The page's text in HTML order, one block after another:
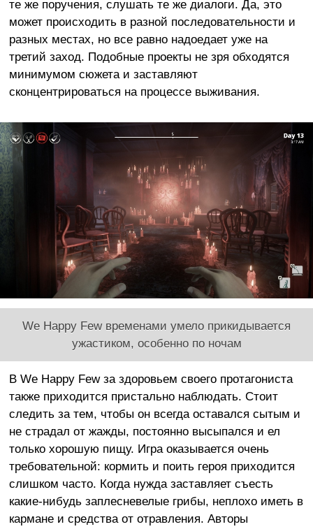
те же поручения, слушать те же диалоги. Да, это
может происходить в разной последовательности и
разных местах, но все равно надоедает уже на
третий заход. Подобные проекты не зря обходятся
минимумом сюжета и заставляют
сконцентрироваться на процессе выживания.
We Happy Few временами умело прикидывается
ужастиком, особенно по ночам
В We Happy Few за здоровьем своего протагониста
также приходится пристально наблюдать. Стоит
следить за тем, чтобы он всегда оставался сытым и
не страдал от жажды, постоянно высыпался и ел
только хорошую пищу. Игра оказывается очень
требовательной: кормить и поить героя приходится
слишком часто. Когда нужда заставляет съесть
какие-нибудь заплесневелые грибы, неплохо иметь в
кармане и средства от отравления. Авторы